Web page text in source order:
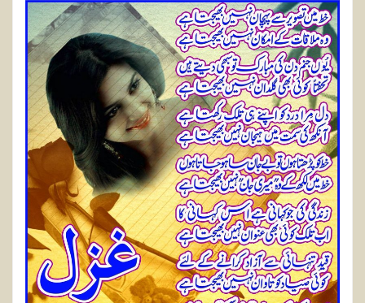
خط
میں
تصویر
سے
پہچان
نہیں
بھیجتا
ہے